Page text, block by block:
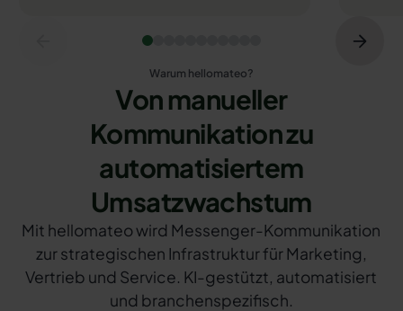
Warum hellomateo?
Von manueller
Kommunikation zu
automatisiertem
Umsatzwachstum
Mit hellomateo wird Messenger-Kommunikation
zur strategischen Infrastruktur für Marketing,
Vertrieb und Service. KI-gestützt, automatisiert
und branchenspezifisch.